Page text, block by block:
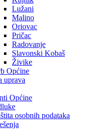
Lužani
Malino
Oriovac
Pričac
Radovanje
Slavonski Kobaš
Živike
Općine
uprava
Općine
osobnih podataka